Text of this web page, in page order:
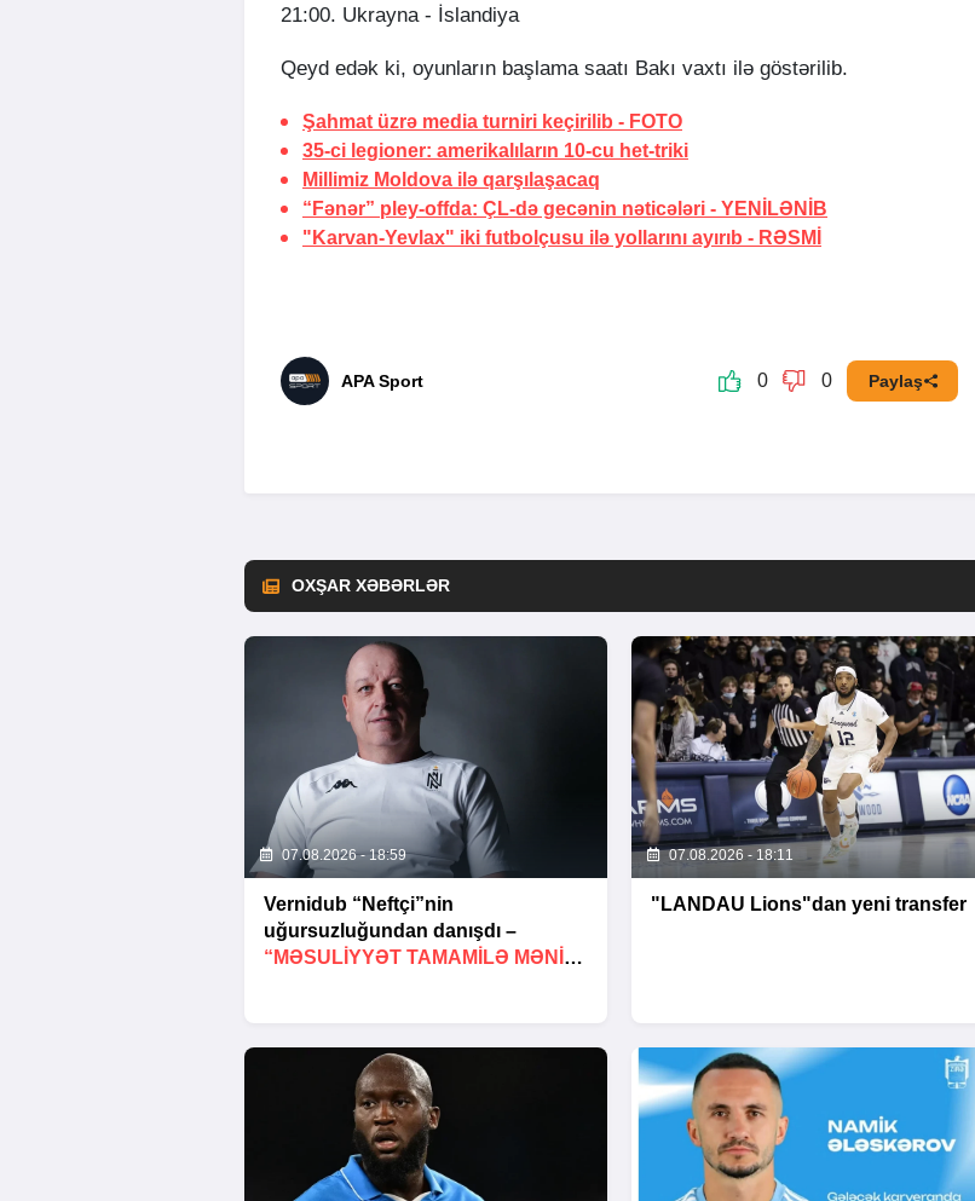
21:00. Ukrayna - İslandiya
Qeyd edək ki, oyunların başlama saatı Bakı vaxtı ilə göstərilib.
Şahmat üzrə media turniri keçirilib - FOTO
35-ci legioner: amerikalıların 10-cu het-triki
Millimiz Moldova ilə qarşılaşacaq
“Fənər” pley-offda: ÇL-də gecənin nəticələri - YENİLƏNİB
"Karvan-Yevlax" iki futbolçusu ilə yollarını ayırıb - RƏSMİ
APA Sport 0 0 Paylaş
OXŞAR XƏBƏRLƏR
07.08.2026 - 18:59
Vernidub “Neftçi”nin
uğursuzluğundan danışdı –
“MƏSULIYYƏT TAMAMILƏ MƏNIM
07.08.2026 - 18:11
"LANDAU Lions"dan yeni transfer